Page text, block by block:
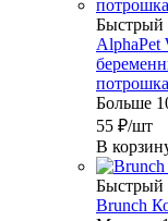
Быстрый
AlphaPet
Больше
55 ₽/шт
В
Быстрый
Brunch